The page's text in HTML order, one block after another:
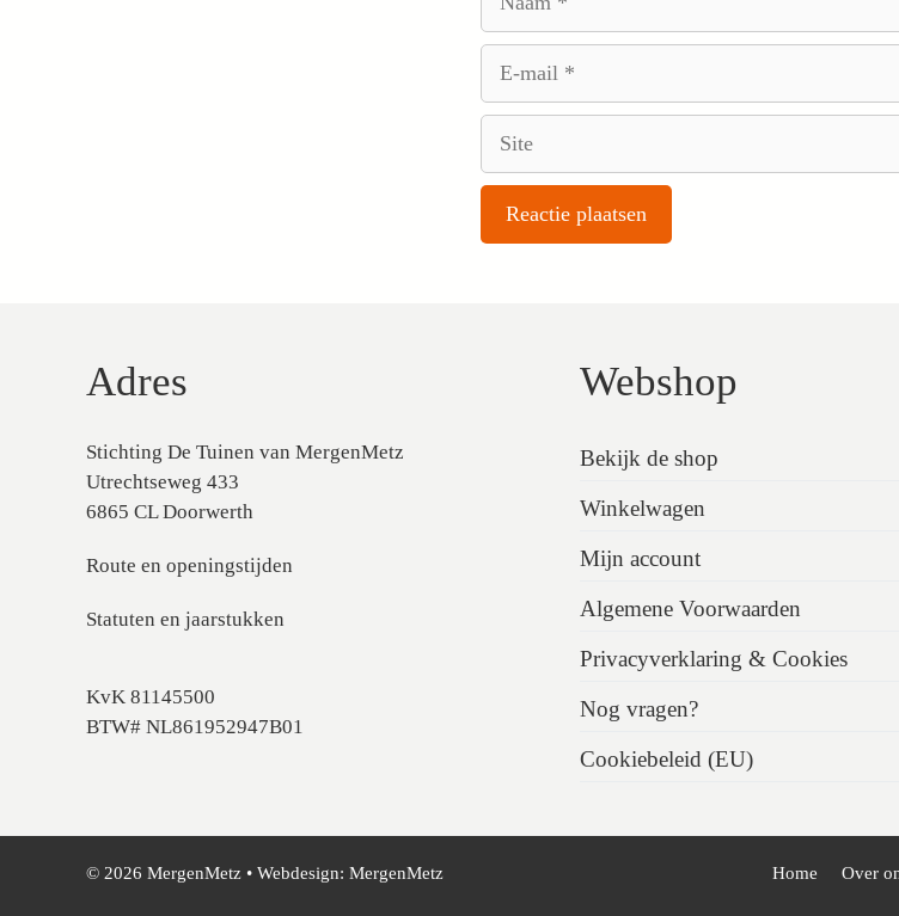
Adres
Stichting De Tuinen van MergenMetz
Utrechtseweg 433
6865 CL Doorwerth
Route en openingstijden
Statuten en jaarstukken
KvK 81145500
BTW# NL861952947B01
Webshop
Bekijk de shop
Winkelwagen
Mijn account
Algemene Voorwaarden
Privacyverklaring & Cookies
Nog vragen?
Cookiebeleid (EU)
Home Over
© 2026 MergenMetz • Webdesign: MergenMetz